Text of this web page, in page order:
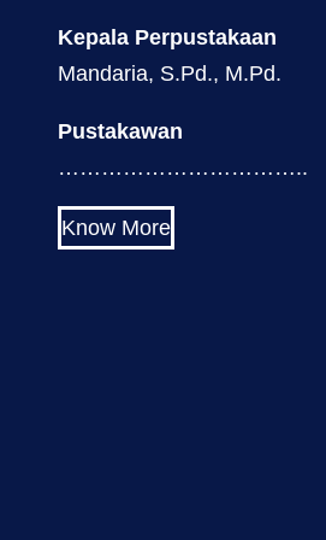
Kepala Perpustakaan
Mandaria, S.Pd., M.Pd.
Pustakawan
……………………………..
Know More